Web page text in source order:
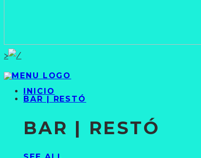
>
INICIO
BAR | RESTÓ
BAR | RESTÓ